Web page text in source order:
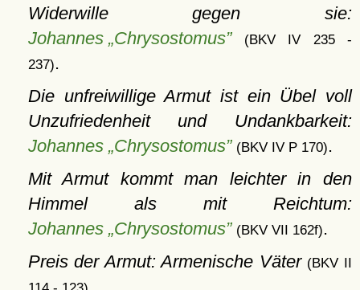
Widerwille gegen sie:
Johannes „Chrysostomus”
(BKV IV 235 -
237).
Die unfreiwillige Armut ist ein Übel voll
Unzufriedenheit und Undankbarkeit:
Johannes „Chrysostomus” (BKV IV P 170).
Mit Armut kommt man leichter in den
Himmel als mit Reichtum:
Johannes „Chrysostomus” (BKV VII 162f).
Preis der Armut: Armenische Väter (BKV II